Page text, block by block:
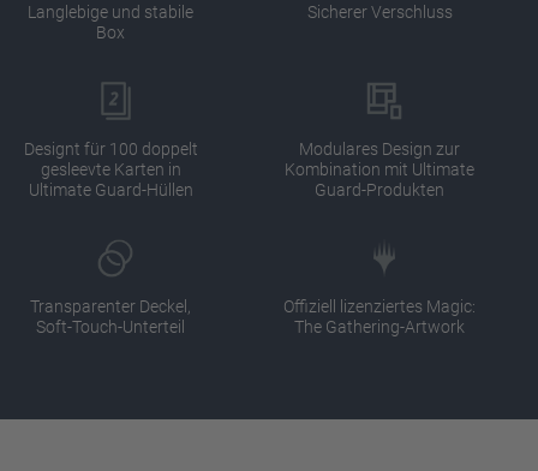
Langlebige und stabile
Box
Sicherer Verschluss
Designt für 100 doppelt
gesleevte Karten in
Ultimate Guard-Hüllen
Modulares Design zur
Kombination mit Ultimate
Guard-Produkten
Transparenter Deckel,
Soft-Touch-Unterteil
Offiziell lizenziertes Magic:
The Gathering-Artwork